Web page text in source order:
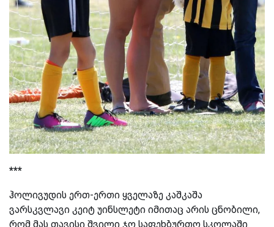
***
ჰოლივუდის ერთ-ერთი ყველაზე კაშკაშა
ვარსკვლავი კეიტ უინსლეტი იმითაც არის ცნობილი,
რომ მას თავისი შვილი ჯო საფეხბურთო სკოლაში